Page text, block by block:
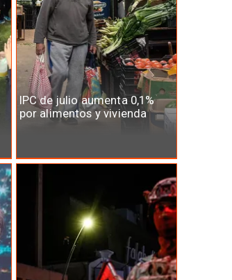
IPC de julio aumenta 0,1%
por alimentos y vivienda